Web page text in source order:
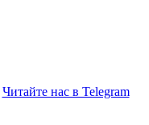
Читайте нас в Telegram